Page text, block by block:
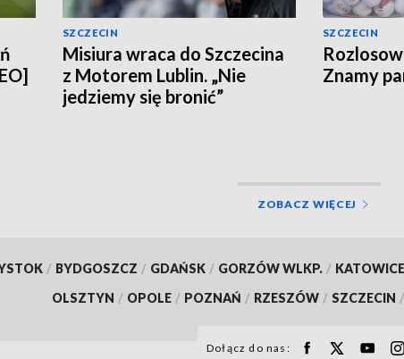
SZCZECIN
Misiura wraca do Szczecina
z Motorem Lublin. „Nie
jedziemy się bronić”
SZCZECIN
Znamy
ZOBACZ WIĘCEJ
/ BYDGOSZCZ / GDAŃSK / GORZÓW WLKP. / KATOWICE
OLSZTYN / OPOLE / POZNAŃ / RZESZÓW / SZCZECIN /
Dołącz do nas: